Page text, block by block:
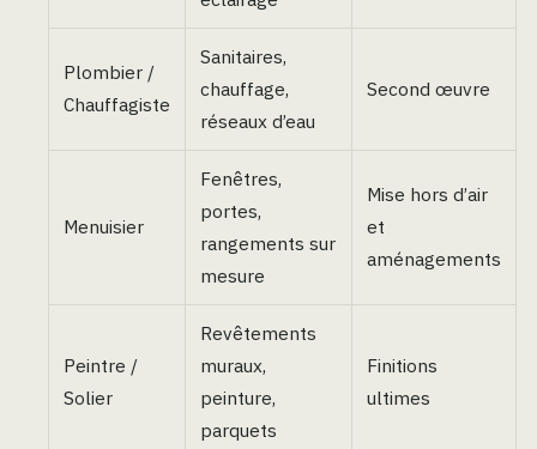
Plombier /
Chauffagiste
Sanitaires,
chauffage,
réseaux d’eau
Second œuvre
Menuisier
Fenêtres,
portes,
rangements sur
mesure
Mise hors d’air
et
aménagements
Peintre /
Solier
Revêtements
muraux,
peinture,
parquets
Finitions
ultimes